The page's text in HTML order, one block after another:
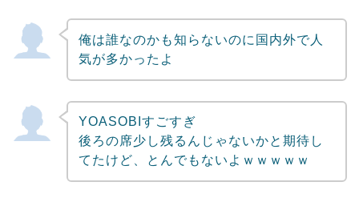
俺は誰なのかも知らないのに国内外で人
気が多かったよ
YOASOBIすごすぎ
後ろの席少し残るんじゃないかと期待し
てたけど、とんでもないよｗｗｗｗｗ